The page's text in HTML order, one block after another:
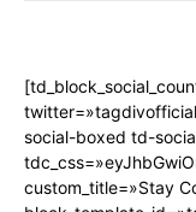
social-boxed td-
custom_title=»Stay